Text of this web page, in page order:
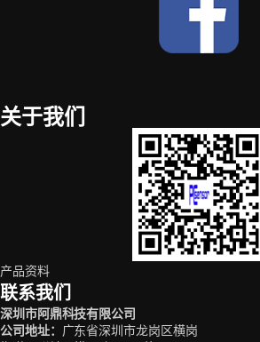
关于我们
产品资料
联系我们
深圳市阿鼎科技有限公司
公司地址：
广东省深圳市龙岗区横岗